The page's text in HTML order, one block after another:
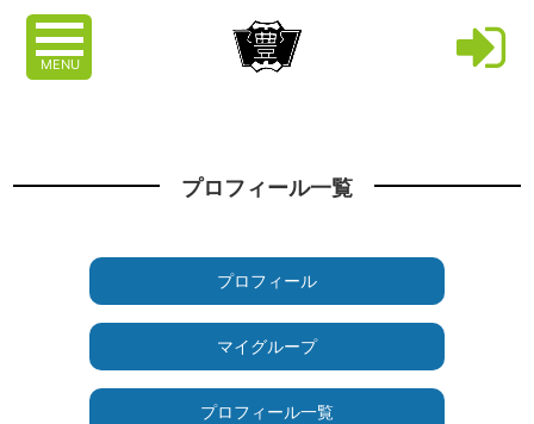
MENU
プロフィール一覧
プロフィール
マイグループ
プロフィール一覧